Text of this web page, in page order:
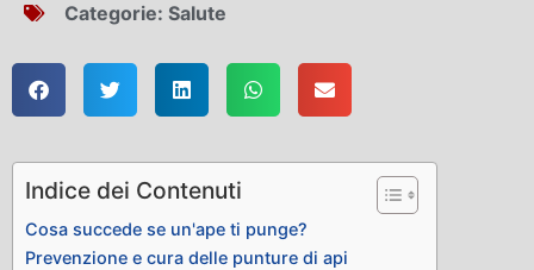
Categorie: Salute
Indice dei Contenuti
Cosa succede se un'ape ti punge?
Prevenzione e cura delle punture di api